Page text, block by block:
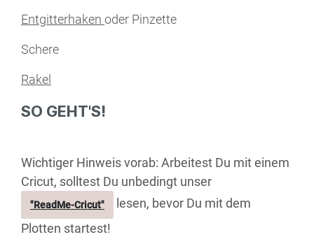
Entgitterhaken oder Pinzette
Schere
Rakel
SO GEHT'S!
Wichtiger Hinweis vorab: Arbeitest Du mit einem
Cricut, solltest Du unbedingt unser
"ReadMe-Cricut"
lesen, bevor Du mit dem
Plotten startest!